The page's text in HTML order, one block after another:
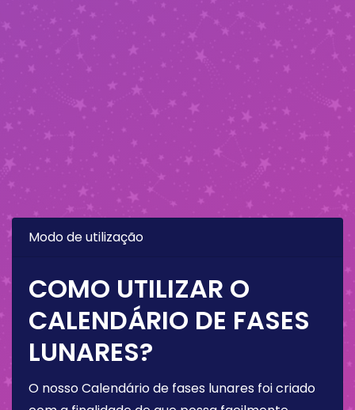
Modo de utilização
COMO UTILIZAR O
CALENDÁRIO DE FASES
LUNARES?
O nosso Calendário de fases lunares foi criado